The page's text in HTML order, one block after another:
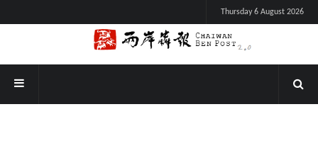
Thursday 6 August 2026